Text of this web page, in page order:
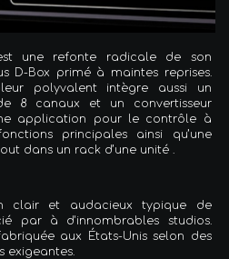
une refonte radicale de son
D-Box primé à maintes reprises.
polyvalent intègre aussi un
8 canaux et un convertisseur
application pour le contrôle à
principales ainsi qu’une
dans un rack d’une unité .
clair et audacieux typique de
par à d'innombrables studios.
aux États-Unis selon des
exigeantes.